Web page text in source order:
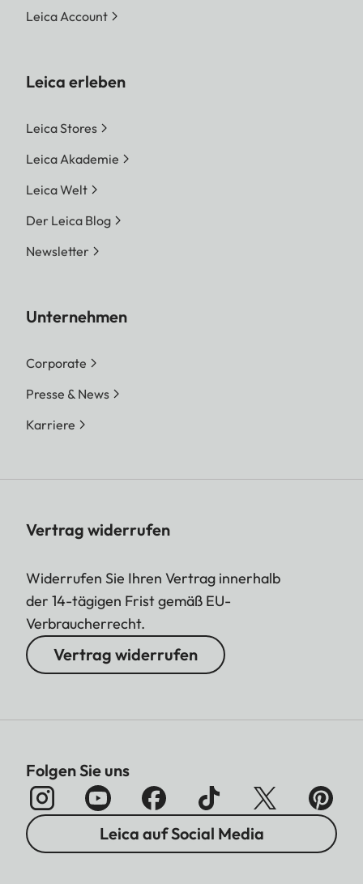
Leica Account
Leica erleben
Leica Stores
Leica Akademie
Leica Welt
Der Leica Blog
Newsletter
Unternehmen
Corporate
Presse & News
Karriere
Vertrag widerrufen
Widerrufen Sie Ihren Vertrag innerhalb
der 14-tägigen Frist gemäß EU-
Verbraucherrecht.
Vertrag widerrufen
Folgen Sie uns
Leica auf Social Media